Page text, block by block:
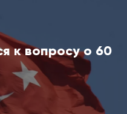
к вопросу о 60